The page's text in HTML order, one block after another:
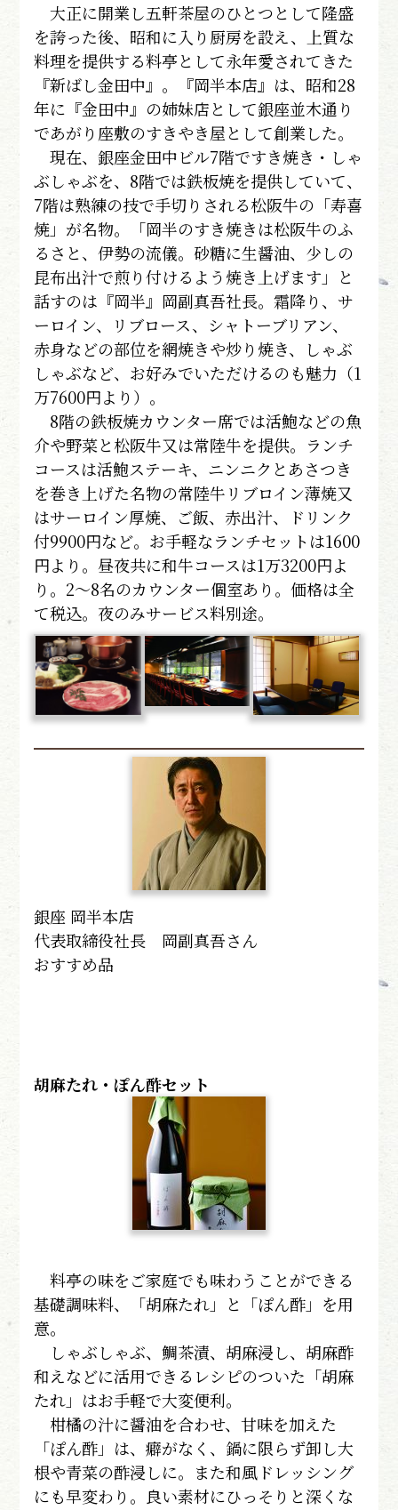
大正に開業し五軒茶屋のひとつとして隆盛
を誇った後、昭和に入り厨房を設え、上質な
料理を提供する料亭として永年愛されてきた
『新ばし金田中』。『岡半本店』は、昭和28
年に『金田中』の姉妹店として銀座並木通り
であがり座敷のすきやき屋として創業した。
現在、銀座金田中ビル7階ですき焼き・しゃ
ぶしゃぶを、8階では鉄板焼を提供していて、
7階は熟練の技で手切りされる松阪牛の「寿喜
焼」が名物。「岡半のすき焼きは松阪牛のふ
るさと、伊勢の流儀。砂糖に生醤油、少しの
昆布出汁で煎り付けるよう焼き上げます」と
話すのは『岡半』岡副真吾社長。霜降り、サ
ーロイン、リブロース、シャトーブリアン、
赤身などの部位を網焼きや炒り焼き、しゃぶ
しゃぶなど、お好みでいただけるのも魅力（1
万7600円より）。
8階の鉄板焼カウンター席では活鮑などの魚
介や野菜と松阪牛又は常陸牛を提供。ランチ
コースは活鮑ステーキ、ニンニクとあさつき
を巻き上げた名物の常陸牛リブロイン薄焼又
はサーロイン厚焼、ご飯、赤出汁、ドリンク
付9900円など。お手軽なランチセットは1600
円より。昼夜共に和牛コースは1万3200円よ
り。2～8名のカウンター個室あり。価格は全
て税込。夜のみサービス料別途。
銀座 岡半本店
代表取締役社長 岡副真吾さん
おすすめ品
胡麻たれ・ぽん酢セット
料亭の味をご家庭でも味わうことができる
基礎調味料、「胡麻たれ」と「ぽん酢」を用
意。
しゃぶしゃぶ、鯛茶漬、胡麻浸し、胡麻酢
和えなどに活用できるレシピのついた「胡麻
たれ」はお手軽で大変便利。
柑橘の汁に醤油を合わせ、甘味を加えた
「ぽん酢」は、癖がなく、鍋に限らず卸し大
根や青菜の酢浸しに。また和風ドレッシング
にも早変わり。良い素材にひっそりと深くな